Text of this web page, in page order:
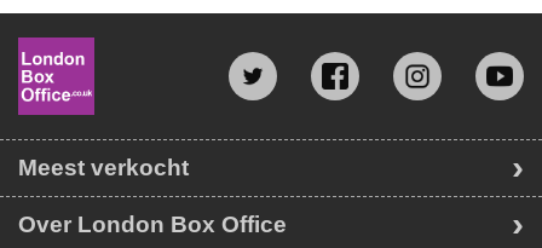
Meest verkocht
Over London Box Office